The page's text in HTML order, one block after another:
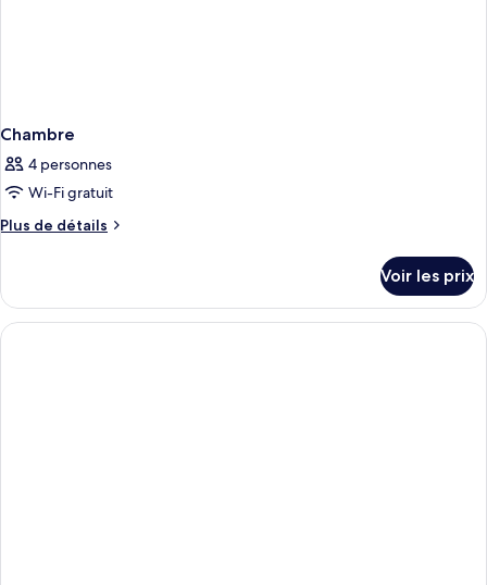
Chambre
4 personnes
Wi-Fi gratuit
Plus de détails
Plus
le
type
de
Voir les prix